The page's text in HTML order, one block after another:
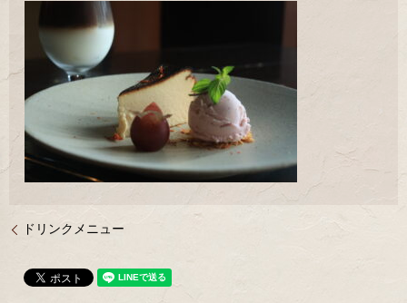
ドリンクメニュー